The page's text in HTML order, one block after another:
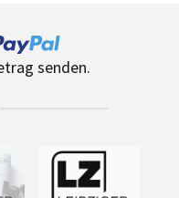
senden.